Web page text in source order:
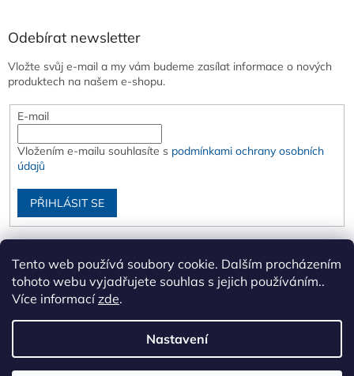
Tento web používá soubory cookie. Dalším procházením
tohoto webu vyjadřujete souhlas s jejich používáním..
Více informacízde.
Nastavení
Odebírat newsletter
Vložte svůj e-mail a my vám budeme zasílat informace o nových
produktech na našem e-shopu.
E-mail
Vložením e-mailu souhlasíte s podmínkami ochrany osobních
údajů
PŘIHLÁSIT SE
Vytvořil Shoptet